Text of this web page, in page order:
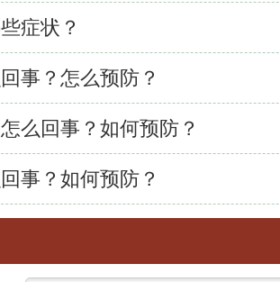
症状？
事？怎么预防？
么回事？如何预防？
事？如何预防？